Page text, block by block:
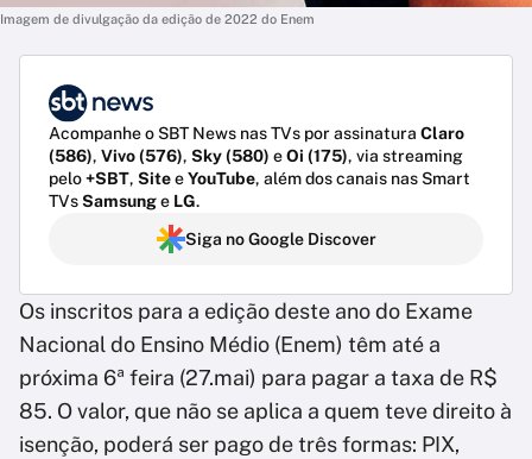
Imagem de divulgação da edição de 2022 do Enem
Acompanhe o SBT News nas TVs por assinatura Claro
(586), Vivo (576), Sky (580) eOi (175), via streaming
pelo+SBT, SiteeYouTube, além dos canais nas Smart
TVsSamsunge LG.
Siga no Google Discover
Os inscritos para a edição deste ano do Exame
Nacional do Ensino Médio (Enem) têm até a
próxima 6ª feira (27.mai) para pagar a taxa de R$
85. O valor, que não se aplica a quem teve direito à
isenção, poderá ser pago de três formas: PIX,